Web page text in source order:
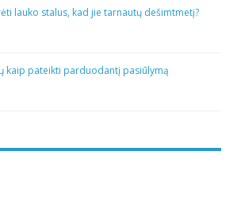
lauko stalus, kad jie tarnautų dešimtmetį?
kaip pateikti parduodantį pasiūlymą